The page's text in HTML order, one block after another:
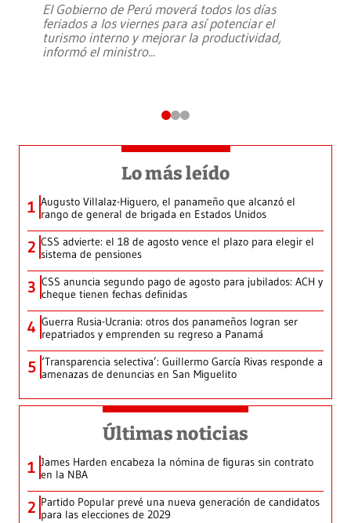
El Gobierno de Perú moverá todos los días
feriados a los viernes para así potenciar el
turismo interno y mejorar la productividad,
informó el ministro...
Lo más leído
1 Augusto Villalaz-Higuero, el panameño que alcanzó el
rango de general de brigada en Estados Unidos
2 CSS advierte: el 18 de agosto vence el plazo para elegir el
sistema de pensiones
3 CSS anuncia segundo pago de agosto para jubilados: ACH y
cheque tienen fechas definidas
4 Guerra Rusia-Ucrania: otros dos panameños logran ser
repatriados y emprenden su regreso a Panamá
5 ‘Transparencia selectiva’: Guillermo García Rivas responde a
amenazas de denuncias en San Miguelito
Últimas noticias
1 James Harden encabeza la nómina de figuras sin contrato
en la NBA
2 Partido Popular prevé una nueva generación de candidatos
para las elecciones de 2029